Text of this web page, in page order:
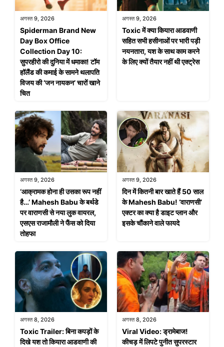
अगस्त 9, 2026
Spiderman Brand New
Day Box Office
Collection Day 10:
सुपरहीरो की दुनिया में धमाका! टॉम
हॉलैंड की कमाई के सामने थलापति
विजय की ‘जन नायकन’ चारों खाने
चित
अगस्त 9, 2026
Toxic में क्या कियारा आडवाणी
सहित सभी हसीनाओं पर भारी पड़ी
नयनतारा, यश के साथ काम करने
के लिए क्यों तैयार नहीं थी एक्ट्रेस
अगस्त 9, 2026
‘आक्रामक होना ही उसका रूप नहीं
है…’ Mahesh Babu के बर्थडे
पर वाराणसी से नया लुक वायरल,
एसएस राजामौली ने फैंस को दिया
तोहफा
अगस्त 9, 2026
दिन में कितनी बार खाते हैं 50 साल
के Mahesh Babu! ‘वाराणसी’
एक्टर का क्या है डाइट प्लान और
इसके चौंकाने वाले फायदे
अगस्त 8, 2026
Toxic Trailer: बिना कपड़ों के
दिखे यश तो कियारा आडवाणी की
अगस्त 8, 2026
Viral Video: ड्रामेबाज!
कीचड़ में लिपटे पुनीत सुपरस्टार